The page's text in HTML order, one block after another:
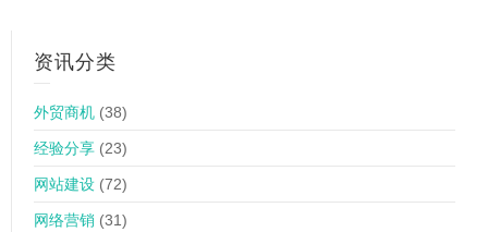
资讯分类
外贸商机 (38)
经验分享 (23)
网站建设 (72)
网络营销 (31)